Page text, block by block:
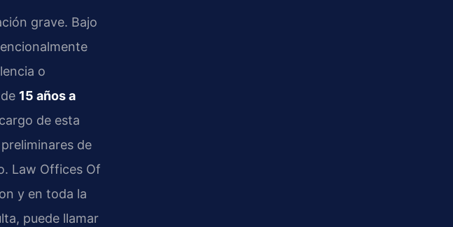
grave. Bajo
o
15 años a
de esta
de
Law Offices Of
y en toda la
puede llamar